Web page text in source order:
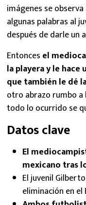
imágenes se
algunas palabras al
después de darle un
Entonces el
la playera y le
que también le dé
otro abrazo rumbo
todo lo ocurrido se
Datos clave
El
mexicano tras
El juvenil
eliminación en